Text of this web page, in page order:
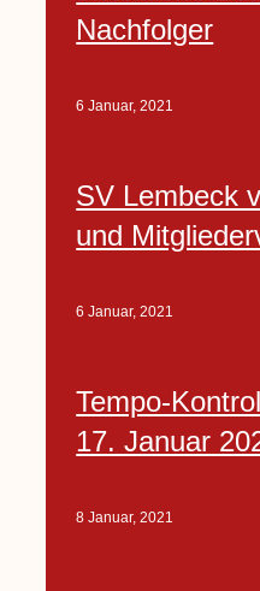
Nachfolger
6 Januar, 2021
SV Lembeck
und
6 Januar, 2021
Tempo-
17. Januar
8 Januar, 2021